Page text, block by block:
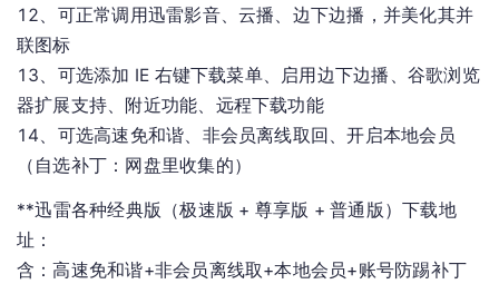
12、可正常调用迅雷影音、云播、边下边播，并美化其并
联图标
13、可选添加 IE 右键下载菜单、启用边下边播、谷歌浏览
器扩展支持、附近功能、远程下载功能
14、可选高速免和谐、非会员离线取回、开启本地会员
（自选补丁：网盘里收集的）
**迅雷各种经典版（极速版 + 尊享版 + 普通版）下载地
址：
含：高速免和谐+非会员离线取+本地会员+账号防踢补丁